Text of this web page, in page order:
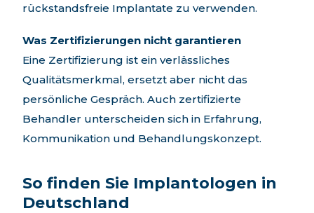
rückstandsfreie Implantate zu verwenden.
Was Zertifizierungen nicht garantieren
Eine Zertifizierung ist ein verlässliches
Qualitätsmerkmal, ersetzt aber nicht das
persönliche Gespräch. Auch zertifizierte
Behandler unterscheiden sich in Erfahrung,
Kommunikation und Behandlungskonzept.
So finden Sie Implantologen in
Deutschland